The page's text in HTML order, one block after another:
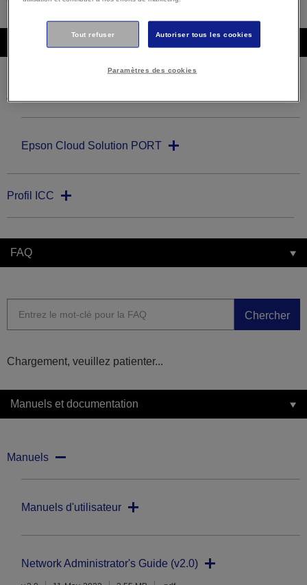
Autres logiciels
Epson Cloud Solution PORT
Profil ICC
FAQ
Chercher
Chargement, veuillez patienter...
Manuels et documentation
Manuels
Manuels d'utilisateur
Network Administrator's Guide (v2.0)
Tout refuser Autoriser tous les cookies
Paramètres des cookies